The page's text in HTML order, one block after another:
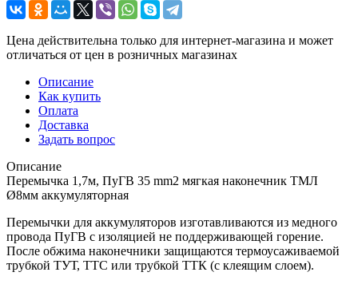
Цена действительна только для интернет-магазина и может
отличаться от цен в розничных магазинах
Описание
Как купить
Оплата
Доставка
Задать вопрос
Описание
Перемычка 1,7м, ПуГВ 35 mm2 мягкая наконечник ТМЛ
Ø8мм аккумуляторная
Перемычки для аккумуляторов изготавливаются из медного
провода ПуГВ с изоляцией не поддерживающей горение.
После обжима наконечники защищаются термоусаживаемой
трубкой ТУТ, ТТС или трубкой ТТК (с клеящим слоем).